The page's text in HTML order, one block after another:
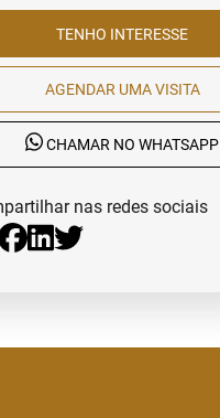
TENHO INTERESSE
AGENDAR UMA VISITA
CHAMAR NO WHATSAPP
nas redes sociais